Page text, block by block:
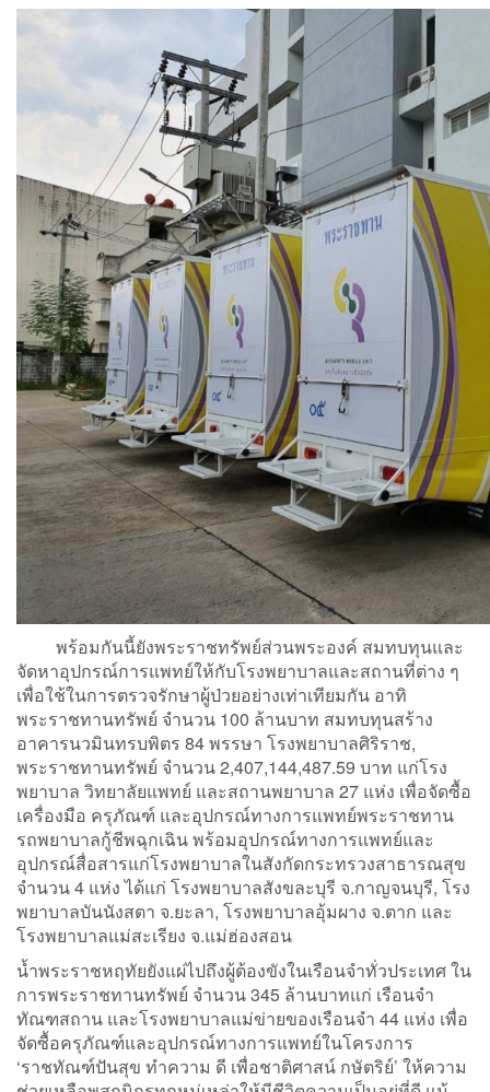
พร้อมกันนี้ยังพระราชทรัพย์ส่วนพระองค์ สมทบทุนและ
จัดหาอุปกรณ์การแพทย์ให้กับโรงพยาบาลและสถานที่ต่าง ๆ
เพื่อใช้ในการตรวจรักษาผู้ป่วยอย่างเท่าเทียมกัน อาทิ
พระราชทานทรัพย์ จำนวน 100 ล้านบาท สมทบทุนสร้าง
อาคารนวมินทรบพิตร 84 พรรษา โรงพยาบาลศิริราช,
พระราชทานทรัพย์ จำนวน 2,407,144,487.59 บาท แก่โรง
พยาบาล วิทยาลัยแพทย์ และสถานพยาบาล 27 แห่ง เพื่อจัดซื้อ
เครื่องมือ ครุภัณฑ์ และอุปกรณ์ทางการแพทย์พระราชทาน
รถพยาบาลกู้ชีพฉุกเฉิน พร้อมอุปกรณ์ทางการแพทย์และ
อุปกรณ์สื่อสารแก่โรงพยาบาลในสังกัดกระทรวงสาธารณสุข
จำนวน 4 แห่ง ได้แก่ โรงพยาบาลสังขละบุรี จ.กาญจนบุรี, โรง
พยาบาลบันนังสตา จ.ยะลา, โรงพยาบาลอุ้มผาง จ.ตาก และ
โรงพยาบาลแม่สะเรียง จ.แม่ฮ่องสอน
น้ำพระราชหฤทัยยังแผ่ไปถึงผู้ต้องขังในเรือนจำทั่วประเทศ ใน
การพระราชทานทรัพย์ จำนวน 345 ล้านบาทแก่ เรือนจำ
ทัณฑสถาน และโรงพยาบาลแม่ข่ายของเรือนจำ 44 แห่ง เพื่อ
จัดซื้อครุภัณฑ์และอุปกรณ์ทางการแพทย์ในโครงการ
‘ราชทัณฑ์ปันสุข ทำความ ดี เพื่อชาติศาสน์ กษัตริย์’ ให้ความ